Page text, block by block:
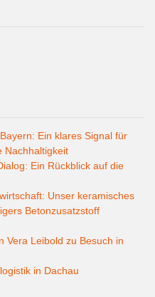
Ein klares Signal für
Nachhaltigkeit
Ein Rückblick auf die
Unser keramisches
Betonzusatzstoff
Vera Leibold zu Besuch in
in Dachau